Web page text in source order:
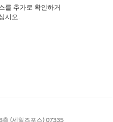
를 추가로 확인하거
시오.
층 (세일즈포스) 07335